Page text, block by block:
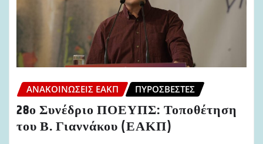
ΑΝΑΚΟΙΝΏΣΕΙΣ ΕΑΚΠ ΠΥΡΟΣΒΈΣΤΕΣ
28ο Συνέδριο ΠΟΕΥΠΣ: Τοποθέτηση
του Β. Γιαννάκου (ΕΑΚΠ)